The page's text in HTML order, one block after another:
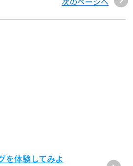
を体験してみよ